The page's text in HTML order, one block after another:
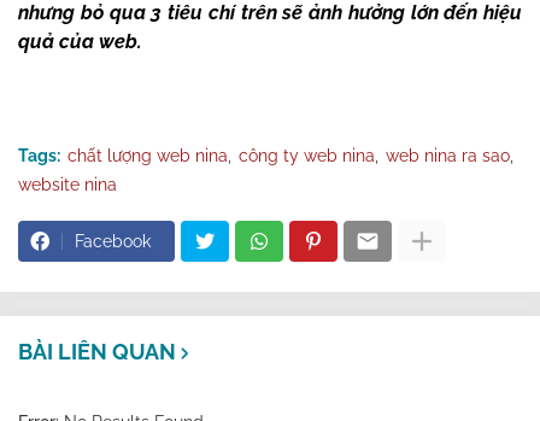
nhưng bỏ qua 3 tiêu chí trên sẽ ảnh hưởng lớn đến hiệu
quả của web.
Tags: chất lượng web nina công ty web nina
web nina ra sao
website nina
Facebook
BÀI LIÊN QUAN